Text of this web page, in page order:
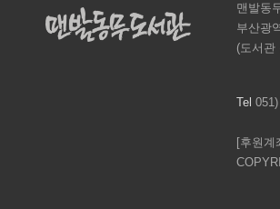
맨발동
부산광
(도서관
Tel
[후원계